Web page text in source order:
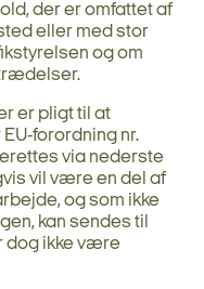
der er omfattet af
eller med stor
og om
er pligt til at
forordning nr.
via nederste
vil være en del af
og som ikke
kan sendes til
dog ikke være